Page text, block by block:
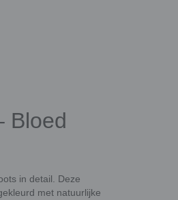
Bloed
in detail. Deze
gekleurd met natuurlijke